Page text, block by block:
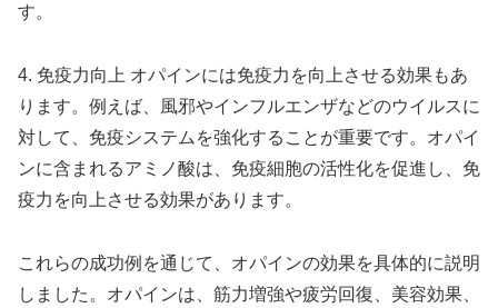
す。
4. 免疫力向上 オパインには免疫力を向上させる効果もあ
ります。例えば、風邪やインフルエンザなどのウイルスに
対して、免疫システムを強化することが重要です。オパイ
ンに含まれるアミノ酸は、免疫細胞の活性化を促進し、免
疫力を向上させる効果があります。
これらの成功例を通じて、オパインの効果を具体的に説明
しました。オパインは、筋力増強や疲労回復、美容効果、